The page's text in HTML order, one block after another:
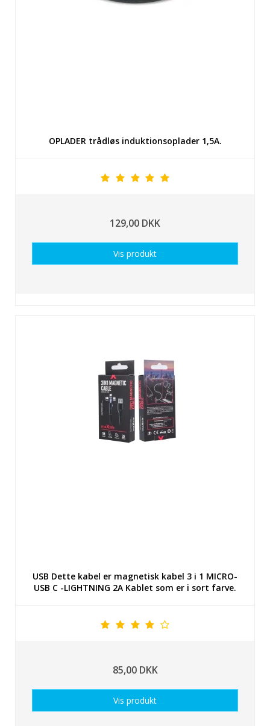
OPLADER trådløs induktionsoplader 1,5A.
129,00 DKK
Vis produkt
USB Dette kabel er magnetisk kabel 3 i 1 MICRO-
USB C -LIGHTNING 2A Kablet som er i sort farve.
85,00 DKK
Vis produkt